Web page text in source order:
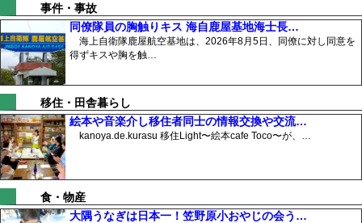
事件・事故
同僚隊員の胸触りキス 海自鹿屋基地海士長…
海上自衛隊鹿屋航空基地は、2026年8月5日、同僚に対し同意を
得ずキスや胸を触…
移住・田舎暮らし
絵本や音楽介し移住者同士の情報交換や交流…
kanoya.de.kurasu 移住Light〜絵本cafe Toco〜が、…
食・物産
大隅うなぎは日本一！笠野原小おやじの会う…